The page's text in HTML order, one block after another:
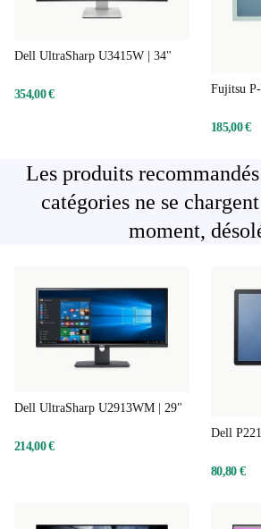
Dell UltraSharp U3415W | 34"
354,00 € Fujitsu
185,00 €
Les produits
catégories ne se
moment,
Dell UltraSharp U2913WM | 29"
214,00 €
Dell
80,80 €